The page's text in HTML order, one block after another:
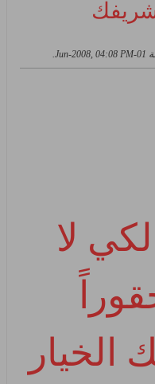
01-Jun-2008, 04:08 PM
.
لكي لا
الخيار